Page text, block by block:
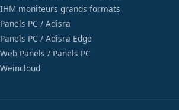
IHM moniteurs grands formats
Panels PC / Adisra
Panels PC / Adisra Edge
Web Panels / Panels PC
Weincloud